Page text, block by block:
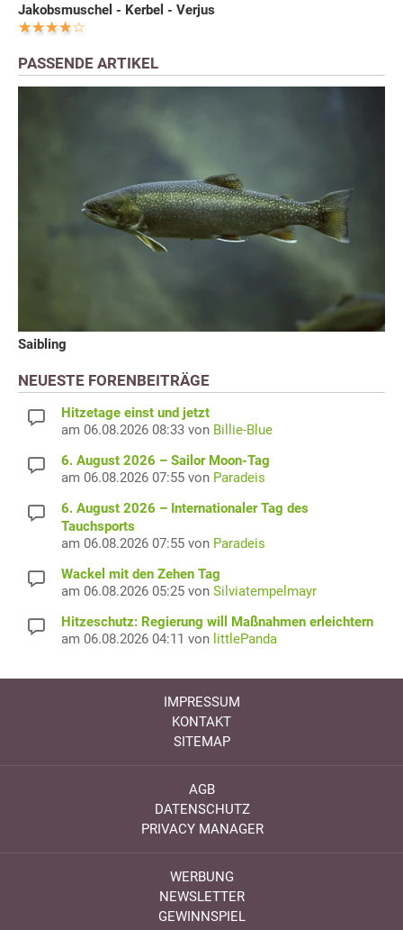
Jakobsmuschel - Kerbel - Verjus
PASSENDE ARTIKEL
Saibling
NEUESTE FORENBEITRÄGE
Hitzetage einst und jetzt
am 06.08.2026 08:33 von Billie-Blue
6. August 2026 – Sailor Moon-Tag
am 06.08.2026 07:55 von Paradeis
6. August 2026 – Internationaler Tag des
Tauchsports
am 06.08.2026 07:55 von Paradeis
Wackel mit den Zehen Tag
am 06.08.2026 05:25 von Silviatempelmayr
Hitzeschutz: Regierung will Maßnahmen erleichtern
am 06.08.2026 04:11 von littlePanda
IMPRESSUM
KONTAKT
SITEMAP
AGB
DATENSCHUTZ
PRIVACY MANAGER
WERBUNG
NEWSLETTER
GEWINNSPIEL